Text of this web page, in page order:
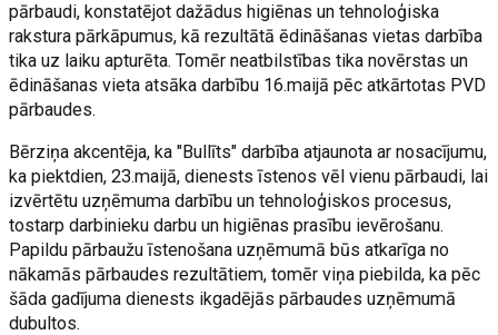
pārbaudi, konstatējot dažādus higiēnas un tehnoloģiska
rakstura pārkāpumus, kā rezultātā ēdināšanas vietas darbība
tika uz laiku apturēta. Tomēr neatbilstības tika novērstas un
ēdināšanas vieta atsāka darbību 16.maijā pēc atkārtotas PVD
pārbaudes.
Bērziņa akcentēja, ka "Bullīts" darbība atjaunota ar nosacījumu,
ka piektdien, 23.maijā, dienests īstenos vēl vienu pārbaudi, lai
izvērtētu uzņēmuma darbību un tehnoloģiskos procesus,
tostarp darbinieku darbu un higiēnas prasību ievērošanu.
Papildu pārbaužu īstenošana uzņēmumā būs atkarīga no
nākamās pārbaudes rezultātiem, tomēr viņa piebilda, ka pēc
šāda gadījuma dienests ikgadējās pārbaudes uzņēmumā
dubultos.